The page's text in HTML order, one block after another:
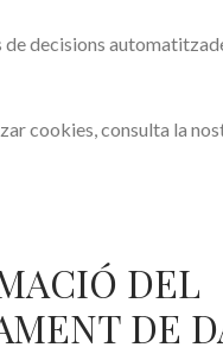
de decisions
cookies, consulta la
DEL
DE